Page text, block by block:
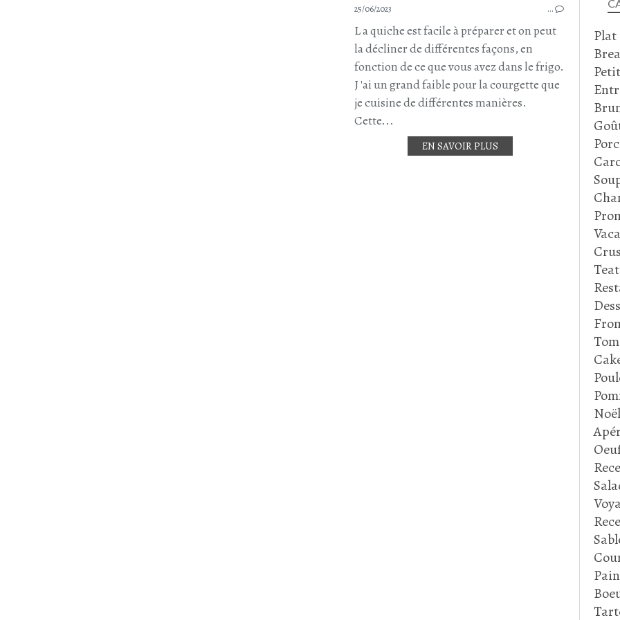
25/06/2023 …
L a quiche est facile à préparer et on peut
la décliner de différentes façons, en
fonction de ce que vous avez dans le frigo.
J 'ai un grand faible pour la courgette que
je cuisine de différentes manières.
Cette...
EN SAVOIR PLUS
Porc
Noël